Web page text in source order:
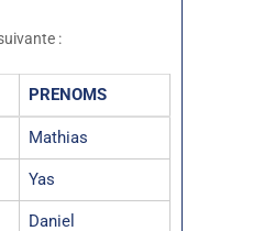
:
PRENOMS
Mathias
Yas
Daniel